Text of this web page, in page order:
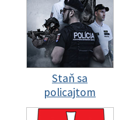
Staň sa
policajtom